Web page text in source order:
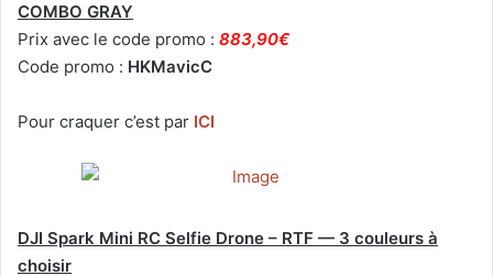
COMBO GRAY
Prix avec le code promo : 883,90€
Code promo : HKMavicC
Pour craquer c’est par ICI
DJI Spark Mini RC Selfie Drone – RTF — 3 couleurs à
choisir